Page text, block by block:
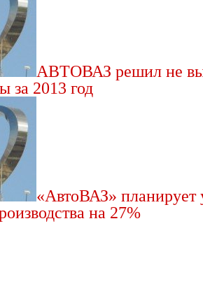
АВТОВАЗ решил не
за 2013 год
«АвтоВАЗ» планирует
на 27%